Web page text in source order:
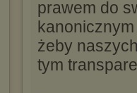
prawem do
żeby
tym